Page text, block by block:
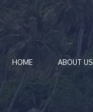
HOME ABOUT US